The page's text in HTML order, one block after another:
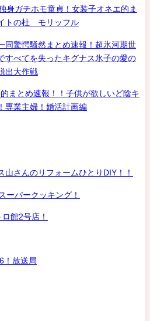
ガチホモ童貞！女装子オネエ的ま
トの杜 モリッフル
同驚愕騒然まとめ速報！超氷河期世
すべてを失ったキグナス氷子の愛の
出大作戦
まとめ速報！！子供が欲しいど陰キ
専業主婦！婚活計画編
山さんのリフォームひとりDIY！！
ーパークッキング！
館2号店！
！放送局